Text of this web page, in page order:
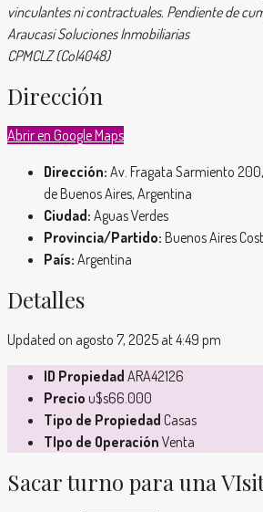
vinculantes ni contractuales. Pendiente de
Araucasi Soluciones Inmobiliarias
CPMCLZ (Col4048)
Dirección
Abrir en Google Maps
Dirección: Av. Fragata Sarmiento
de Buenos Aires, Argentina
Ciudad: Aguas Verdes
Provincia/Partido: Buenos Aires
País: Argentina
Detalles
Updated on agosto 7, 2025 at 4:49 pm
ID Propiedad ARA42126
Precio u$s66.000
Tipo de Propiedad Casas
TIpo de Operación Venta
Sacar turno para una